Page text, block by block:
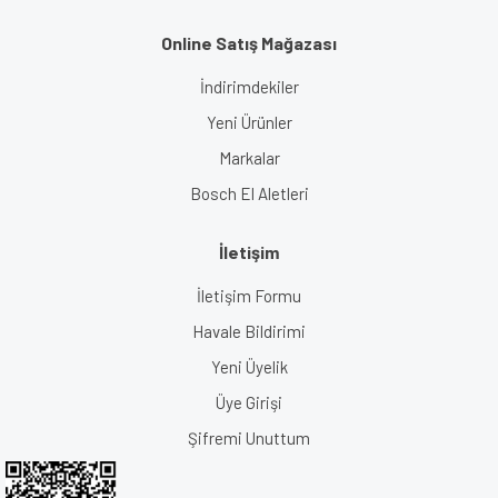
Online Satış Mağazası
İndirimdekiler
Yeni Ürünler
Markalar
Bosch El Aletleri
İletişim
İletişim Formu
Havale Bildirimi
Yeni Üyelik
Üye Girişi
Şifremi Unuttum